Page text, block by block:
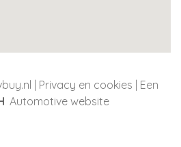
| Privacy en cookies | Een
Automotive website